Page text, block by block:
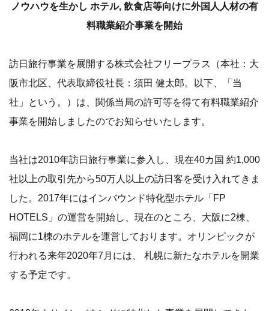
ノウハウを生かし ホテル, 飲食店等向けに外国人人材の有
料職業紹介事業を開始
訪日旅行事業を展開する株式会社フリープラス（本社：大
阪市北区、代表取締役社長：須田 健太郎。以下、「当
社」という。）は、関係当局の許可等を得て有料職業紹介
事業を開始しましたのでお知らせいたします。
当社は2010年訪日旅行事業に参入し、現在40カ国 約1,000
社以上の取引先から50万人以上の訪日客を受け入れてきま
した。2017年にはインバウンド特化型ホテル「FP
HOTELS」の運営を開始し、現在のところ、大阪に2棟、
福岡に1棟のホテルを運営しております。オリンピックが
行われる来年2020年7月には、 札幌に新たなホテルを開業
する予定です。